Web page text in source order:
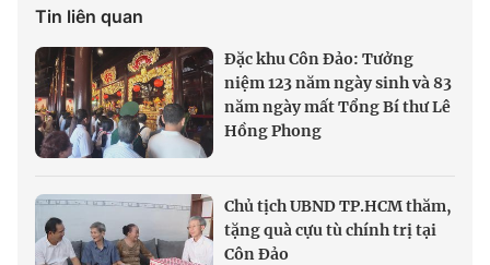
Tin liên quan
Đặc khu Côn Đảo: Tưởng
niệm 123 năm ngày sinh và 83
năm ngày mất Tổng Bí thư Lê
Hồng Phong
Chủ tịch UBND TP.HCM thăm,
tặng quà cựu tù chính trị tại
Côn Đảo